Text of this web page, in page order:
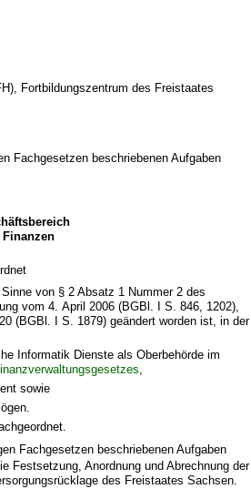
Fortbildungszentrum des Freistaates
Fachgesetzen beschriebenen Aufgaben
von § 2 Absatz 1 Nummer 2 des
vom 4. April 2006 (BGBl. I S. 846, 1202),
(BGBl. I S. 1879) geändert worden ist, in der
Informatik Dienste als Oberbehörde im
,
sowie
Fachgesetzen beschriebenen Aufgaben
Festsetzung, Anordnung und Abrechnung der
des Freistaates Sachsen.